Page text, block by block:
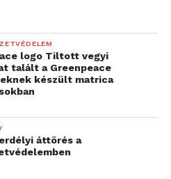
logo Tiltott vegyi
talált a Greenpeace
készült matrica
áttörés a